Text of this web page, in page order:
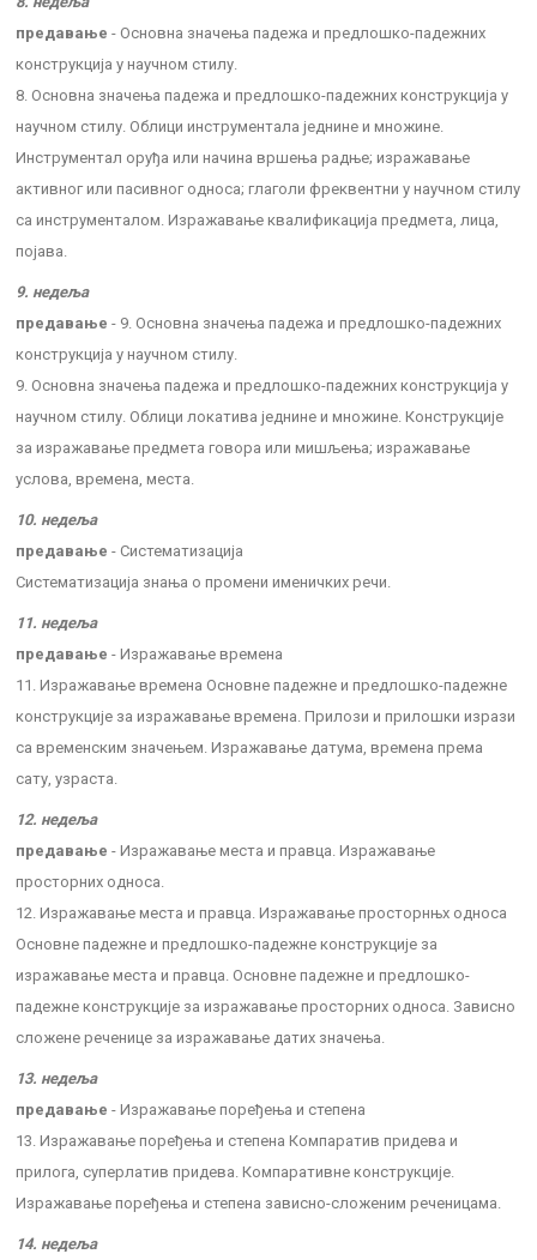
предавање - Основна значења падежа и предлошко-падежних
конструкција у научном стилу.
8. Основна значења падежа и предлошко-падежних конструкција у
научном стилу. Облици инструментала једнине и множине.
Инструментал оруђа или начина вршења радње; изражавање
активног или пасивног односа; глаголи фреквентни у научном стилу
са инструменталом. Изражавање квалификација предмета, лица,
појава.
9. недеља
предавање - 9. Основна значења падежа и предлошко-падежних
конструкција у научном стилу.
9. Основна значења падежа и предлошко-падежних конструкција у
научном стилу. Облици локатива једнине и множине. Конструкције
за изражавање предмета говора или мишљења; изражавање
услова, времена, места.
10. недеља
предавање - Систематизација
Систематизација знања о промени именичких речи.
11. недеља
предавање - Изражавање времена
11. Изражавање времена Основне падежне и предлошко-падежне
конструкције за изражавање времена. Прилози и прилошки изрази
са временским значењем. Изражавање датума, времена према
сату, узраста.
12. недеља
предавање - Изражавање места и правца. Изражавање
просторних односа.
12. Изражавање места и правца. Изражавање просторнњх односа
Основне падежне и предлошко-падежне конструкције за
изражавање места и правца. Основне падежне и предлошко-
падежне конструкције за изражавање просторних односа. Зависно
сложене реченице за изражавање датих значења.
13. недеља
предавање - Изражавање поређења и степена
13. Изражавање поређења и степена Компаратив придева и
прилога, суперлатив придева. Компаративне конструкције.
Изражавање поређења и степена зависно-сложеним реченицама.
14. недеља